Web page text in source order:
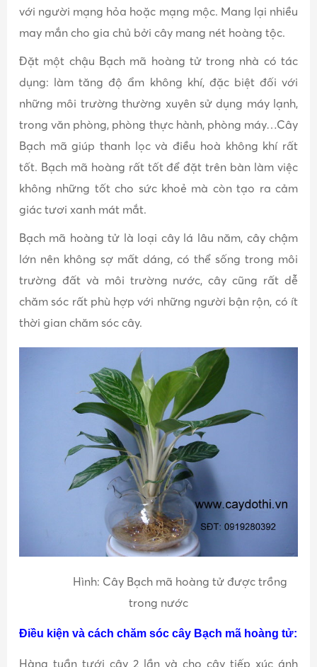
với người mạng hỏa hoặc mạng mộc. Mang lại nhiều
may mắn cho gia chủ bởi cây mang nét hoàng tộc.
Đặt một chậu Bạch mã hoàng tử trong nhà có tác
dụng: làm tăng độ ẩm không khí, đặc biệt đối với
những môi trường thường xuyên sử dụng máy lạnh,
trong văn phòng, phòng thực hành, phòng máy…Cây
Bạch mã giúp thanh lọc và điều hoà không khí rất
tốt. Bạch mã hoàng rất tốt để đặt trên bàn làm việc
không những tốt cho sức khoẻ mà còn tạo ra cảm
giác tươi xanh mát mắt.
Bạch mã hoàng tử là loại cây lá lâu năm, cây chậm
lớn nên không sợ mất dáng, có thể sống trong môi
trường đất và môi trường nước, cây cũng rất dễ
chăm sóc rất phù hợp với những người bận rộn, có ít
thời gian chăm sóc cây.
Hình: Cây Bạch mã hoàng tử được trồng
trong nước
Điều kiện và cách chăm sóc cây Bạch mã hoàng tử:
Hàng tuần tưới cây 2 lần và cho cây tiếp xúc ánh